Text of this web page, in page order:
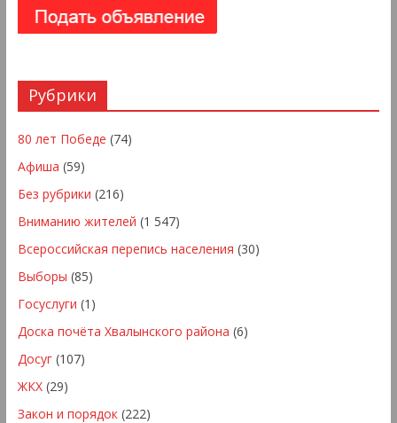
Рубрики
80 лет Победе (74)
Афиша (59)
Без рубрики (216)
Вниманию жителей (1 547)
Всероссийская перепись населения (30)
Выборы (85)
Госуслуги (1)
Доска почёта Хвалынского района (6)
Досуг(107)
ЖКХ(29)
Закон и порядок(222)